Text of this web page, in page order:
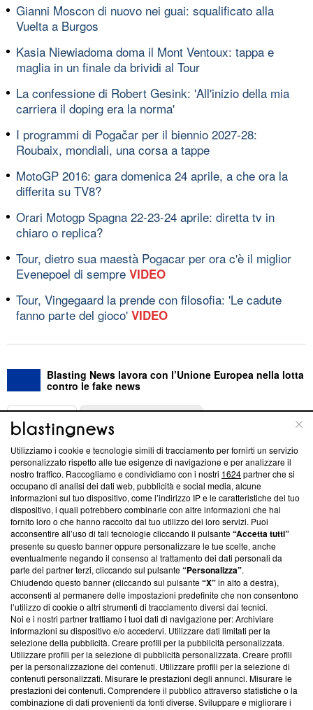
Gianni Moscon di nuovo nei guai: squalificato alla
Vuelta a Burgos
Kasia Niewiadoma doma il Mont Ventoux: tappa e
maglia in un finale da brividi al Tour
La confessione di Robert Gesink: 'All'inizio della mia
carriera il doping era la norma'
I programmi di Pogačar per il biennio 2027-28:
Roubaix, mondiali, una corsa a tappe
MotoGP 2016: gara domenica 24 aprile, a che ora la
differita su TV8?
Orari Motogp Spagna 22-23-24 aprile: diretta tv in
chiaro o replica?
Tour, dietro sua maestà Pogacar per ora c'è il miglior
Evenepoel di sempre VIDEO
Tour, Vingegaard la prende con filosofia: 'Le cadute
fanno parte del gioco' VIDEO
Blasting News lavora con l’Unione Europea nella lotta
contro le fake news
ABOUT
Questa sezione offre informazioni trasparenti su Blasting
News, sui nostri processi editoriali e su come ci impegniamo a
creare news di qualità. Inoltre, afferma la nostra aderenza a
‘Trust Project - News with Integrity’Blasting News non è
ancora membro del programma, ma ha richiesto di farne
parte; Trust Project non ha ancora effettuato una verifica di
conformità agli standard.
Su di noi
Team editoriale
Corporate
Redazione
Informativa Privacy
Cookie Policy
Utilizziamo i cookie e tecnologie simili di tracciamento per fornirti un servizio
personalizzato rispetto alle tue esigenze di navigazione e per analizzare il
nostro traffico. Raccogliamo e condividiamo con i nostri 1624partner che si
occupano di analisi dei dati web, pubblicità e social media, alcune
informazioni sul tuo dispositivo, come l’indirizzo IP e le caratteristiche del tuo
dispositivo, i quali potrebbero combinarle con altre informazioni che hai
fornito loro o che hanno raccolto dal tuo utilizzo dei loro servizi. Puoi
acconsentire all’uso di tali tecnologie cliccando il pulsante“Accetta tutti”
presente su questo banner oppure personalizzare le tue scelte, anche
eventualmente negando il consenso al trattamento dei dati personali da
parte dei partner terzi, cliccando sul pulsante“Personalizza”.
Chiudendo questo banner (cliccando sul pulsante“X”in alto a destra),
acconsenti al permanere delle impostazioni predefinite che non consentono
l’utilizzo di cookie o altri strumenti di tracciamento diversi dai tecnici.
Noi e i nostri partner trattiamo i tuoi dati di navigazione per: Archiviare
informazioni su dispositivo e/o accedervi. Utilizzare dati limitati per la
selezione della pubblicità. Creare profili per la pubblicità personalizzata.
Utilizzare profili per la selezione di pubblicità personalizzata. Creare profili
per la personalizzazione dei contenuti. Utilizzare profili per la selezione di
contenuti personalizzati. Misurare le prestazioni degli annunci. Misurare le
prestazioni dei contenuti. Comprendere il pubblico attraverso statistiche o la
combinazione di dati provenienti da fonti diverse. Sviluppare e migliorare i